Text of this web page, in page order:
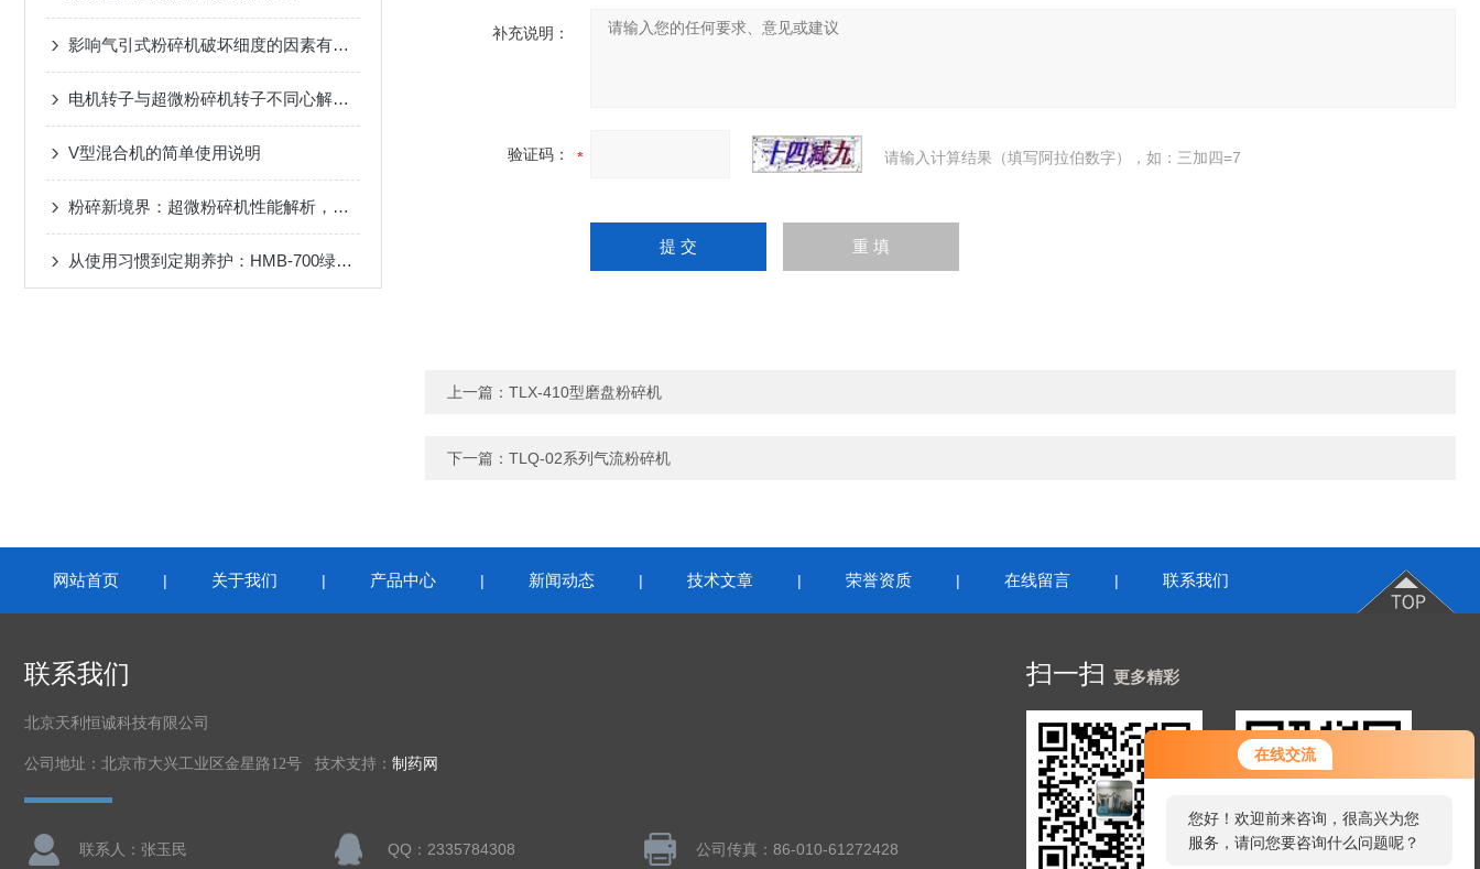
在线交流
您好！欢迎前来咨询，很高兴为您
服务，请问您要咨询什么问题呢？
影响气引式粉碎机破坏细度的因素有哪些？
电机转子与超微粉碎机转子不同心解决方案
V型混合机的简单使用说明
粉碎新境界：超微粉碎机性能解析，助您挑选定制化工业利器
从使用习惯到定期养护：HMB-700绿茶叶超微粉碎机延寿方案
补充说明：
验证码： 请输入计算结果（填写阿拉伯数字），如：三加四=7
上一篇： TLX-410型磨盘粉碎机
下一篇： TLQ-02系列气流粉碎机
网站首页 | 关于我们 | 产品中心 | 新闻动态 | 技术文章 | 荣誉资质 | 在线留言 | 联系我们
联系我们
北京天利恒诚科技有限公司
公司地址：北京市大兴工业区金星路12号 技术支持： 制药网
联系人：张玉民 QQ：2335784308 公司传真：86-010-61272428
扫一扫 更多精彩